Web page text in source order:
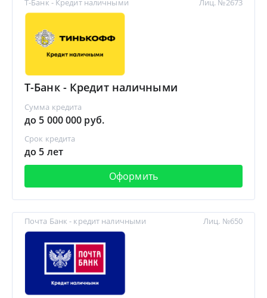
Т-Банк - Кредит наличными
Т-Банк - Кредит наличными
Сумма кредита
до 5 000 000 руб.
Срок кредита
до 5 лет
Оформить
Лиц. №2673
Почта Банк - кредит наличными Лиц. №650